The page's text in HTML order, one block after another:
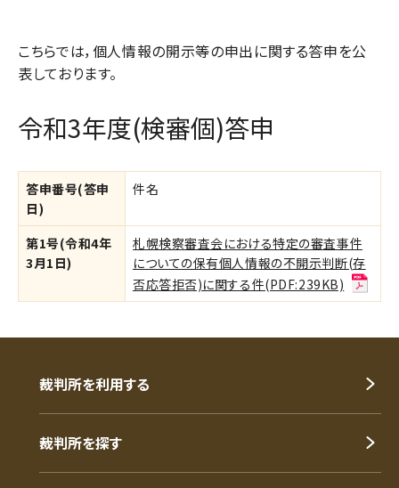
こちらでは，個人情報の開示等の申出に関する答申を公
表しております。
令和3年度(検審個)答申
答申番号(答申
日)
件名
第1号(令和4年
3月1日)
札幌検察審査会における特定の審査事件
についての保有個人情報の不開示判断(存
否応答拒否)に関する件(PDF:239KB)
裁判所を利用する
裁判所を探す